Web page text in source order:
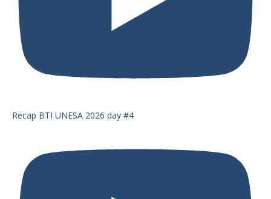
Recap BTI UNESA 2026 day #4